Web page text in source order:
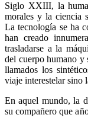
Siglo XXIII, la
morales y la ciencia
La tecnología se ha
han creado
trasladarse a la
del cuerpo humano y
llamados los
viaje interestelar sino
En aquel mundo, la
su compañero que